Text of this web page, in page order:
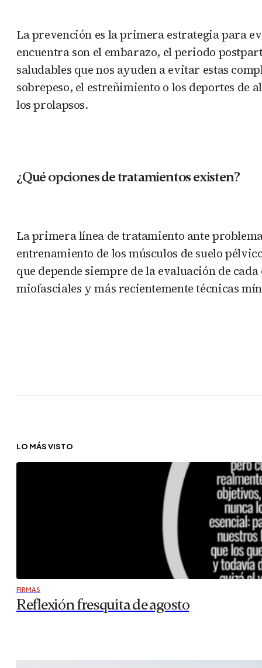
La prevención es la primera estrategia para
encuentra son el embarazo, el periodo
saludables que nos ayuden a evitar estas
sobrepeso, el estreñimiento o los deportes
los prolapsos.
¿Qué opciones de tratamientos existen?
La primera línea de tratamiento ante
entrenamiento de los músculos de suelo
que depende siempre de la evaluación de
miofasciales y más recientemente técnicas
LO MÁS VISTO
FIRMAS
Reflexión fresquita de agosto